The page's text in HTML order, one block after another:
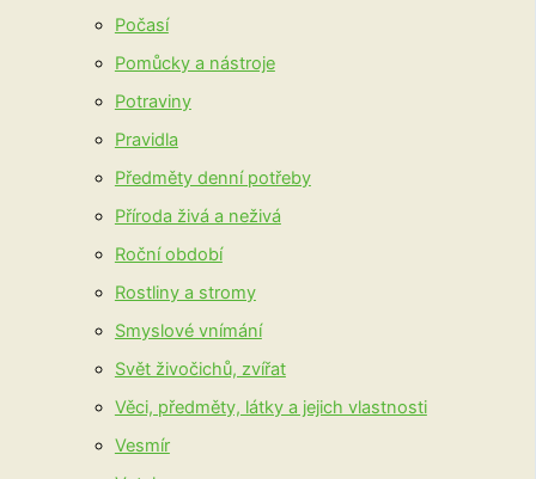
Počasí
Pomůcky a nástroje
Potraviny
Pravidla
Předměty denní potřeby
Příroda živá a neživá
Roční období
Rostliny a stromy
Smyslové vnímání
Svět živočichů, zvířat
Věci, předměty, látky a jejich vlastnosti
Vesmír